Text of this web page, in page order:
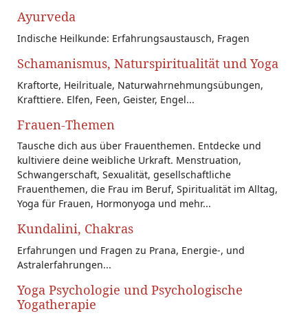
Ayurveda
Indische Heilkunde: Erfahrungsaustausch, Fragen
Schamanismus, Naturspiritualität und Yoga
Kraftorte, Heilrituale, Naturwahrnehmungsübungen,
Krafttiere. Elfen, Feen, Geister, Engel...
Frauen-Themen
Tausche dich aus über Frauenthemen. Entdecke und
kultiviere deine weibliche Urkraft. Menstruation,
Schwangerschaft, Sexualität, gesellschaftliche
Frauenthemen, die Frau im Beruf, Spiritualität im Alltag,
Yoga für Frauen, Hormonyoga und mehr...
Kundalini, Chakras
Erfahrungen und Fragen zu Prana, Energie-, und
Astralerfahrungen...
Yoga Psychologie und Psychologische
Yogatherapie